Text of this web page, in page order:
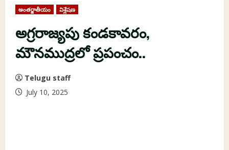
అంతర్జాతీయం విశ్లేషణ
అగ్రరాజ్యపు కండకావరం,
మౌనముద్రలో ప్రపంచం..
Telugu staff
July 10, 2025